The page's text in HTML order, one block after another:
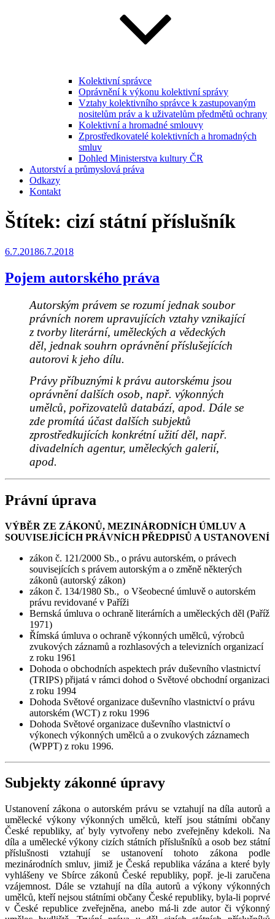
Kolektivní správce
Oprávnění k výkonu kolektivní správy
Vztahy kolektivního správce k zastupovaným
nositelům práv a k uživatelům předmětů ochrany
Kolektivní a hromadné smlouvy
Zprostředkovatelé kolektivních a hromadných
smluv
Dohled Ministerstva kultury ČR
Autorství a průmyslová práva
Odkazy
Kontakt
Štítek: cizí státní příslušník
Publikováno
6.7.20186.7.2018
Pojem autorského práva
Autorským právem se rozumí jednak soubor
právních norem upravujících vztahy vznikající
z tvorby literární, uměleckých a vědeckých
děl, jednak souhrn oprávnění příslušejících
autorovi k jeho dílu.
Právy příbuznými k právu autorskému jsou
oprávnění dalších osob, např. výkonných
umělců, pořizovatelů databází, apod. Dále se
zde promítá účast dalších subjektů
zprostředkujících konkrétní užití děl, např.
divadelních agentur, uměleckých galerií,
apod.
Právní úprava
VÝBĚR ZE ZÁKONŮ, MEZINÁRODNÍCH ÚMLUV A
SOUVISEJÍCÍCH PRÁVNÍCH PŘEDPISŮ A USTANOVENÍ
zákon č. 121/2000 Sb., o právu autorském, o právech
souvisejících s právem autorským a o změně některých
zákonů (autorský zákon)
zákon č. 134/1980 Sb., o Všeobecné úmluvě o autorském
právu revidované v Paříži
Bernská úmluva o ochraně literárních a uměleckých děl (Paříž
1971)
Římská úmluva o ochraně výkonných umělců, výrobců
zvukových záznamů a rozhlasových a televizních organizací
z roku 1961
Dohoda o obchodních aspektech práv duševního vlastnictví
(TRIPS) přijatá v rámci dohod o Světové obchodní organizaci
z roku 1994
Dohoda Světové organizace duševního vlastnictví o právu
autorském (WCT) z roku 1996
Dohoda Světové organizace duševního vlastnictví o
výkonech výkonných umělců a o zvukových záznamech
(WPPT) z roku 1996.
Subjekty zákonné úpravy
Ustanovení zákona o autorském právu se vztahují na díla autorů a
umělecké výkony výkonných umělců, kteří jsou státními občany
České republiky, ať byly vytvořeny nebo zveřejněny kdekoli. Na
díla a umělecké výkony cizích státních příslušníků a osob bez státní
příslušnosti vztahují se ustanovení tohoto zákona podle
mezinárodních smluv, jimiž je Česká republika vázána a které byly
vyhlášeny ve Sbírce zákonů České republiky, popř. je-li zaručena
vzájemnost. Dále se vztahují na díla autorů a výkony výkonných
umělců, kteří nejsou státními občany České republiky, byla-li poprvé
v České republice zveřejněna, anebo má-li zde autor či výkonný